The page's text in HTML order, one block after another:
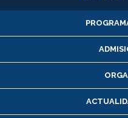
Alumnas/
Inscripción y
Consulta y
Servicio